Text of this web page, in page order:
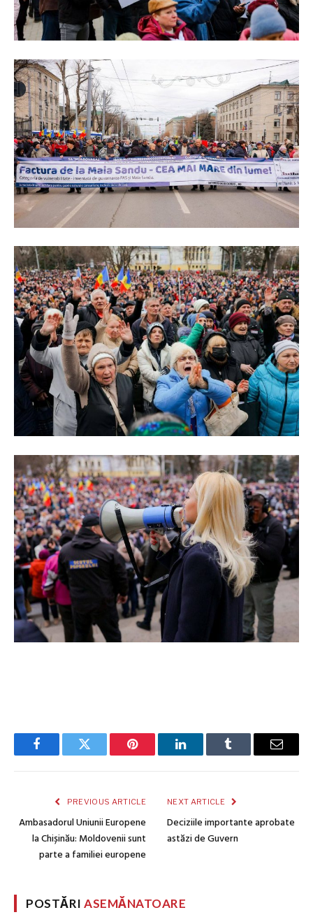
FacebookTwitter Pinterest LinkedInTumblr Email
PREVIOUS ARTICLE
Ambasadorul Uniunii Europene
la Chișinău: Moldovenii sunt
parte a familiei europene
NEXT ARTICLE
Deciziile importante aprobate
astăzi de Guvern
POSTĂRIASEMĂNATOARE